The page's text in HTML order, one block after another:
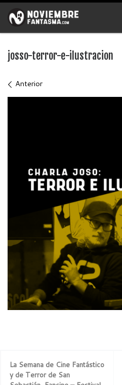
Saltar al contenido
josso-terror-e-ilustracion
Navegación de imágenes
Anterior
La Semana de Cine Fantástico
y de Terror de San